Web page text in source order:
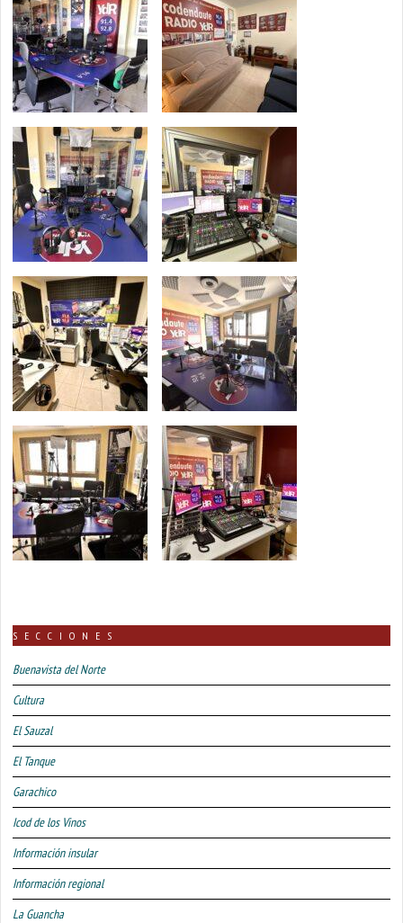
SECCIONES
Buenavista del Norte
Cultura
El Sauzal
El Tanque
Garachico
Icod de los Vinos
Información insular
Información regional
La Guancha